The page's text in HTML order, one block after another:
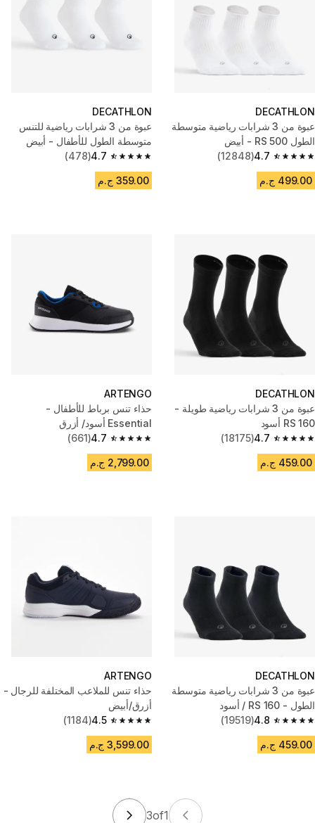
DECATHLON
عبوة من 3 شرابات رياضية متوسطة
الطول RS 500 - أبيض
4.7
4.7 out of 5 stars from 12848 reviews
(12848)
499.00 ج.م
DECATHLON
عبوة من 3 شرابات رياضية للتنس
متوسطة الطول للأطفال - أبيض
4.7
4.7 out of 5 stars from 478 reviews
(478)
359.00 ج.م
DECATHLON
عبوة من 3 شرابات رياضية طويلة -
RS 160 أسود
4.7
4.7 out of 5 stars from 18175 reviews
(18175)
459.00 ج.م
ARTENGO
حذاء تنس برباط للأطفال -
Essential أسود/ أزرق
4.7
4.7 out of 5 stars from 661 reviews
(661)
2,799.00 ج.م
DECATHLON
عبوة من 3 شرابات رياضية متوسطة
الطول - RS 160 / أسود
4.8
4.8 out of 5 stars from 19519 reviews
(19519)
459.00 ج.م
ARTENGO
حذاء تنس للملاعب المختلفة للرجال -
أزرق/أبيض
4.5
4.5 out of 5 stars from 1184 reviews
(1184)
3,599.00 ج.م
1
of
3